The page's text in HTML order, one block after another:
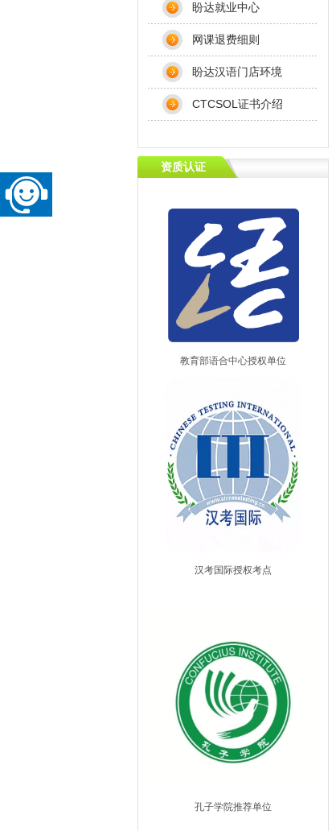
盼达就业中心
网课退费细则
盼达汉语门店环境
CTCSOL证书介绍
资质认证
教育部语合中心授权单位
汉考国际授权考点
孔子学院推荐单位